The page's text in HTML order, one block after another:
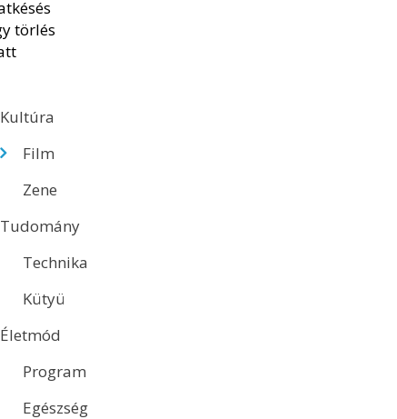
Kultúra
Film
Zene
Tudomány
Technika
Kütyü
Életmód
Program
Egészség